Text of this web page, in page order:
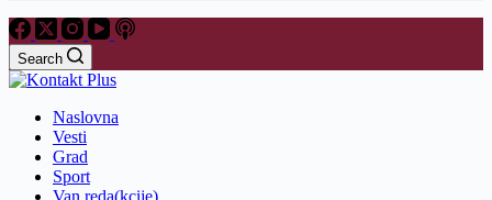
Search
Naslovna
Vesti
Grad
Sport
Van reda(kcije)